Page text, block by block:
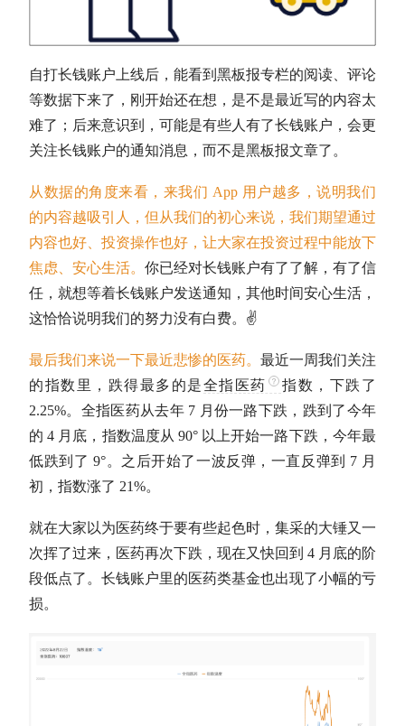
自打长钱账户上线后，能看到黑板报专栏的阅读、评论
等数据下来了，刚开始还在想，是不是最近写的内容太
难了；后来意识到，可能是有些人有了长钱账户，会更
关注长钱账户的通知消息，而不是黑板报文章了。
从数据的角度来看，来我们 App 用户越多，说明我们
的内容越吸引人，但从我们的初心来说，我们期望通过
内容也好、投资操作也好，让大家在投资过程中能放下
焦虑、安心生活。 你已经对长钱账户有了了解，有了信
任，就想等着长钱账户发送通知，其他时间安心生活，
这恰恰说明我们的努力没有白费。✌️
最后我们来说一下最近悲惨的医药。 最近一周我们关注
的指数里，跌得最多的是全指医药
指数，下跌了
2.25%。 全指医药从去年 7 月份一路下跌，跌到了今年
的 4 月底，指数温度从 90° 以上开始一路下跌，今年最
低跌到了 9°。之后开始了一波反弹，一直反弹到 7 月
初，指数涨了 21%。
就在大家以为医药终于要有些起色时，集采的大锤又一
次挥了过来，医药再次下跌，现在又快回到 4 月底的阶
段低点了。长钱账户里的医药类基金也出现了小幅的亏
损。